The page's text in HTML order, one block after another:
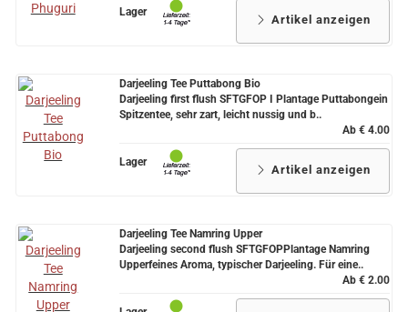
Lager
Artikel anzeigen
Darjeeling Tee Puttabong Bio
Darjeeling first flush SFTGFOP I Plantage Puttabongein
Spitzentee, sehr zart, leicht nussig und b..
Ab € 4.00
Lager
Artikel anzeigen
Darjeeling Tee Namring Upper
Darjeeling second flush SFTGFOPPlantage Namring
Upperfeines Aroma, typischer Darjeeling. Für eine..
Ab € 2.00